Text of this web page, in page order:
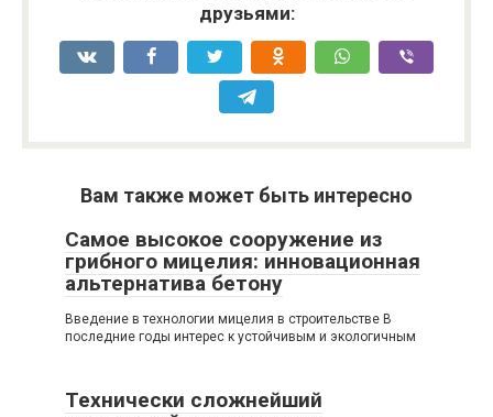
друзьями:
Вам также может быть интересно
Самое высокое сооружение из
грибного мицелия: инновационная
альтернатива бетону
Введение в технологии мицелия в строительстве В
последние годы интерес к устойчивым и экологичным
Технически сложнейший